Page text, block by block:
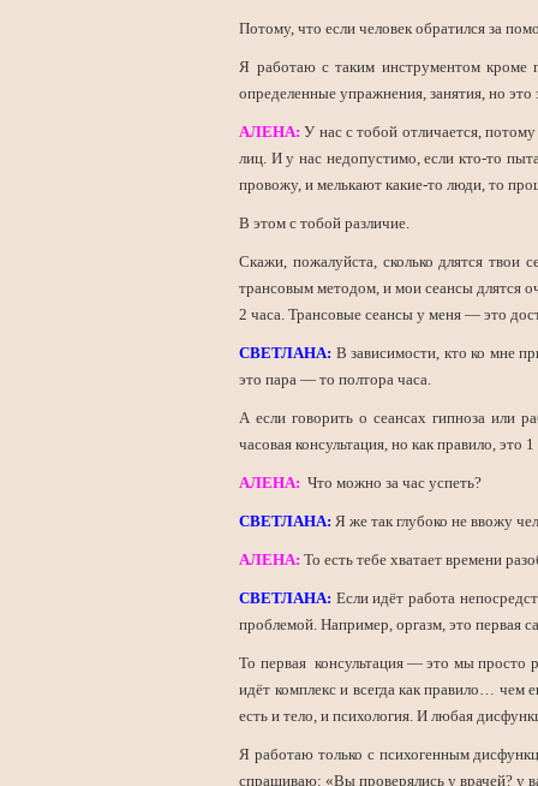
Потому, что если человек обратился за
Я работаю с таким инструментом кроме
определенные упражнения, занятия, но
АЛЕНА:У нас с тобой отличается,
лиц. И у нас недопустимо, если кто-то
провожу, и мелькают какие-то люди, то
В этом с тобой различие.
Скажи, пожалуйста, сколько длятся
трансовым методом, и мои сеансы длятся
2 часа. Трансовые сеансы у меня — это
СВЕТЛАНА: В зависимости, кто ко мне
это пара — то полтора часа.
А если говорить о сеансах гипноза или
часовая консультация, но как правило,
АЛЕНА: Что можно за час успеть?
СВЕТЛАНА: Я же так глубоко не ввожу
АЛЕНА:То есть тебе хватает времени
СВЕТЛАНА: Если идёт работа
проблемой. Например, оргазм, это первая
То первая консультация — это мы просто
идёт комплекс и всегда как правило… чем
есть и тело, и психология. И любая
Я работаю только с психогенным
спрашиваю: «Вы проверялись у врачей? у